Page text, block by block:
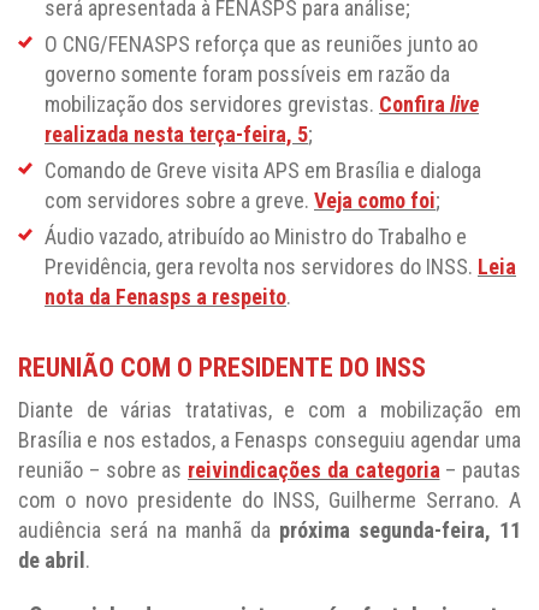
será apresentada à FENASPS para análise;
O CNG/FENASPS reforça que as reuniões junto ao
governo somente foram possíveis em razão da
mobilização dos servidores grevistas. Confira live
realizada nesta terça-feira, 5;
Comando de Greve visita APS em Brasília e dialoga
com servidores sobre a greve. Veja como foi;
Áudio vazado, atribuído ao Ministro do Trabalho e
Previdência, gera revolta nos servidores do INSS. Leia
nota da Fenasps a respeito.
REUNIÃO COM O PRESIDENTE DO INSS
Diante de várias tratativas, e com a mobilização em
Brasília e nos estados, a Fenasps conseguiu agendar uma
reunião – sobre as reivindicações da categoria – pautas
com o novo presidente do INSS, Guilherme Serrano. A
audiência será na manhã da próxima segunda-feira, 11
de abril.